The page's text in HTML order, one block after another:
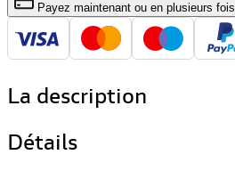
Payez maintenant ou en plusieurs fois
La description
Détails